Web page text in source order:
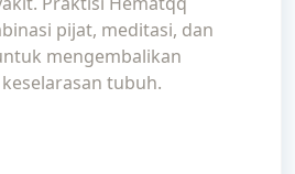
pijat, meditasi, dan
mengembalikan
tubuh.